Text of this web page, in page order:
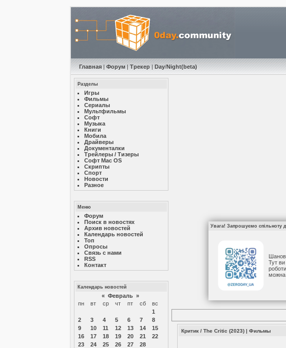
Главная| Форум| Трекер| Day/Night(beta)
Разделы
Игры
Фильмы
Сериалы
Мультфильмы
Софт
Музыкa
Книги
Мобила
Драйверы
Документалки
Трейлеры / Тизеры
Софт Mac OS
Скрипты
Спорт
Новости
Разное
Меню
Форум
Поиск в новостях
Архив новостей
Календарь новостей
Топ
Опросы
Связь с нами
RSS
Контакт
Календарь новостей
« Февраль »
пн
вт ср чт пт сб
вс
1
2
3 4 5 6 7
8
9
10 11 12 13 14
15
16
17 18 19 20 21
22
23
24 25 26 27 28
Увага! Запрошуємо спільноту
Тут
можна
Критик / The Critic (2023) |Фильмы